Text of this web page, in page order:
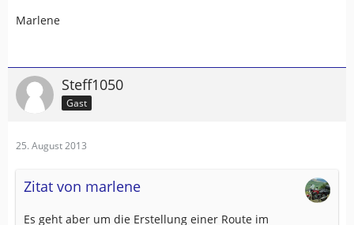
Marlene
Steff1050
Gast
25. August 2013
Zitat von marlene
Es geht aber um die Erstellung einer Route im